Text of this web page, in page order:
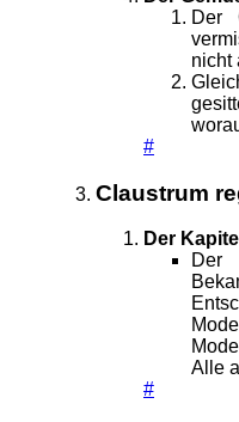
Der
nicht
#
Claustrum
Der
Alle
#